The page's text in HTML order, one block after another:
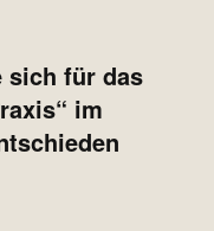
sich für das
im